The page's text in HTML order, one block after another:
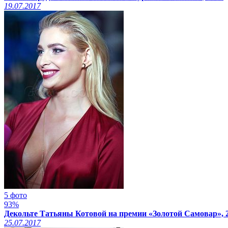
19.07.2017
5 фото
93%
Декольте Татьяны Котовой на премии «Золотой Самовар»,
25.07.2017